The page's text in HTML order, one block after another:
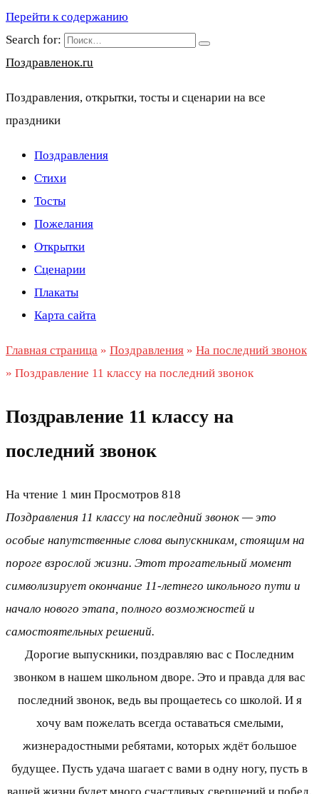
Перейти к содержанию
Search for:
Поздравленок.ru
Поздравления, открытки, тосты и сценарии на все
праздники
Поздравления
Стихи
Тосты
Пожелания
Открытки
Сценарии
Плакаты
Карта сайта
Главная страница » Поздравления » На последний звонок
» Поздравление 11 классу на последний звонок
Поздравление 11 классу на
последний звонок
На чтение 1 мин Просмотров 818
Поздравления 11 классу на последний звонок — это
особые напутственные слова выпускникам, стоящим на
пороге взрослой жизни. Этот трогательный момент
символизирует окончание 11-летнего школьного пути и
начало нового этапа, полного возможностей и
самостоятельных решений.
Дорогие выпускники, поздравляю вас с Последним
звонком в нашем школьном дворе. Это и правда для вас
последний звонок, ведь вы прощаетесь со школой. И я
хочу вам пожелать всегда оставаться смелыми,
жизнерадостными ребятами, которых ждёт большое
будущее. Пусть удача шагает с вами в одну ногу, пусть в